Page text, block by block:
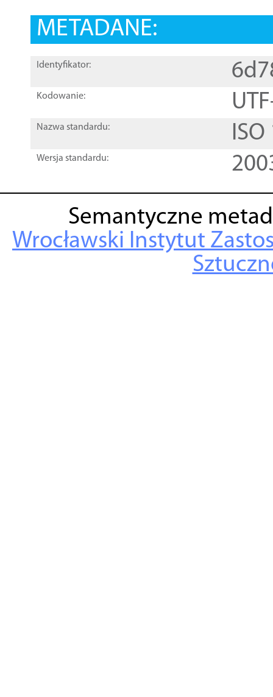
METADANE:
Identyfikator:
Kodowanie:
Nazwa standardu:
Wersja standardu:
Semantyczne
Wrocławski Instytut